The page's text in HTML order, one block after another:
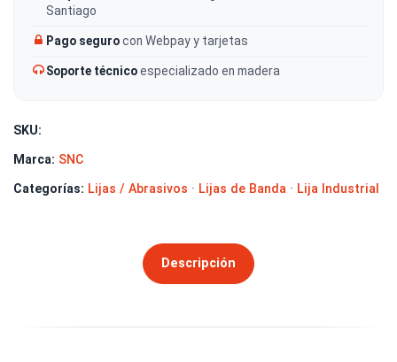
Santiago
Pago segurocon Webpay y tarjetas
Soporte técnicoespecializado en madera
SKU:
Marca: SNC
Categorías: Lijas / Abrasivos · Lijas de Banda · Lija Industrial
Descripción